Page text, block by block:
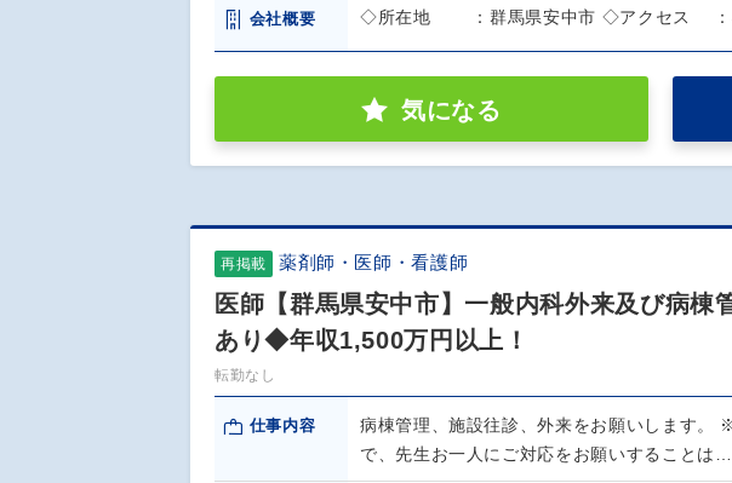
会社概要 ◇所在地 ：群馬県安中市 ◇アクセス ：
気になる
再掲載 薬剤師・医師・看護師
医師【群馬県安中市】一般内科外来及び病
あり◆年収1,500万円以上！
転勤なし
仕事内容
病棟管理、施設往診、外来をお願いします。
で、先生お一人にご対応をお願いすることは…